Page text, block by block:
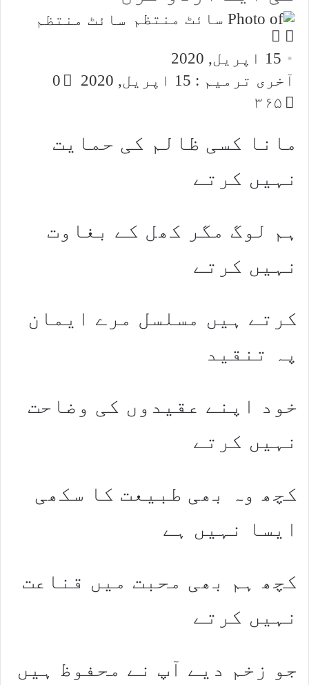
سائٹ منتظم
Follow
on
X
an
email
15 اپریل, 2020
آخری ترمیم : 15 اپریل, 2020
0
۳۶۵
مانا کسی ظالم کی حمایت
نہیں کرتے
ہم لوگ مگر کھل کے بغاوت
نہیں کرتے
کرتے ہیں مسلسل مرے ایمان
پہ تنقید
خود اپنے عقیدوں کی وضاحت
نہیں کرتے
کچھ وہ بھی طبیعت کا سکھی
ایسا نہیں ہے
کچھ ہم بھی محبت میں قناعت
نہیں کرتے
جو زخم دیے آپ نے محفوظ ہیں